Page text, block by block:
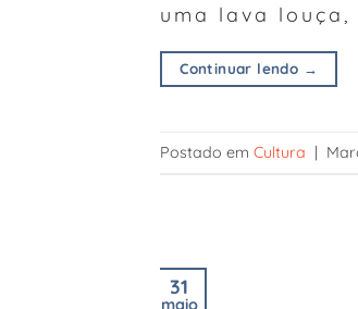
uma lava
Continuar lendo →
Postado em Cultura |
31
maio